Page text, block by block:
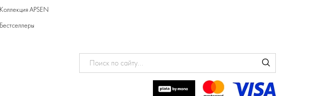
Коллекция APSEN
Бестселлеры